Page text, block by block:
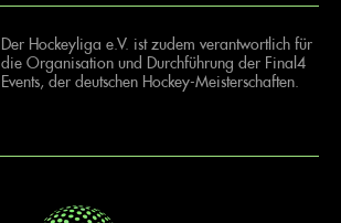
Der Hockeyliga e.V. ist zudem verantwortlich für
die Organisation und Durchführung der Final4
Events, der deutschen Hockey-Meisterschaften.